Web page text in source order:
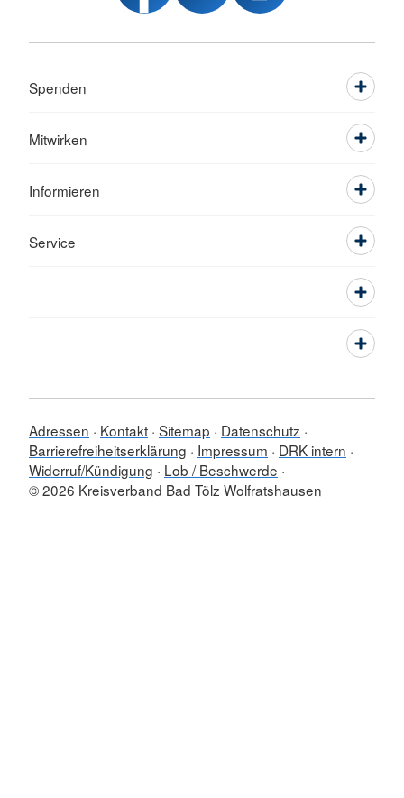
Spenden
Mitwirken
Informieren
Service
Adressen Kontakt Sitemap
Datenschutz
Barrierefreiheitserklärung
Impressum
DRK intern
Widerruf/Kündigung
Lob / Beschwerde
© 2026 Kreisverband Bad Tölz Wolfratshausen